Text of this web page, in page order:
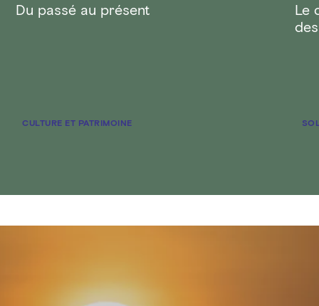
Du passé au présent
CULTURE ET PATRIMOINE
Le